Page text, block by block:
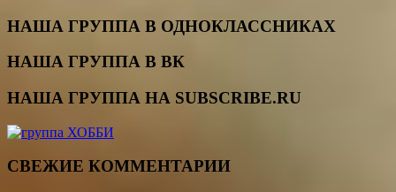
НАША ГРУППА В ОДНОКЛАССНИКАХ
НАША ГРУППА В ВК
НАША ГРУППА НА SUBSCRIBE.RU
СВЕЖИЕ КОММЕНТАРИИ